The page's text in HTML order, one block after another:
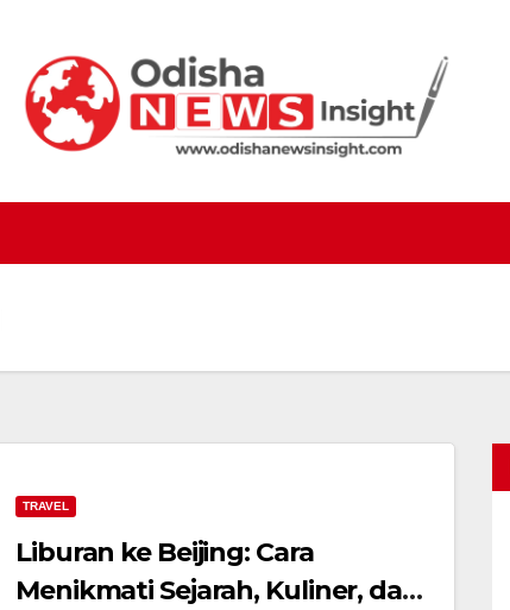
TRAVEL
Liburan ke Beijing: Cara
Menikmati Sejarah, Kuliner, dan